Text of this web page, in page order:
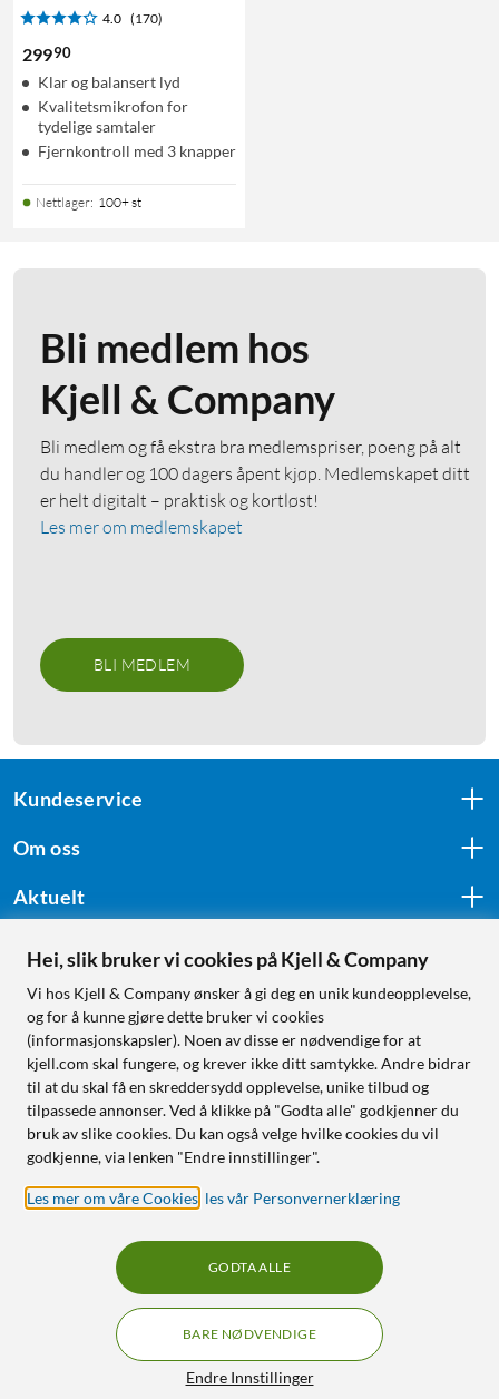
4.0 (170)
29990
Klar og balansert lyd
Kvalitetsmikrofon for
tydelige samtaler
Fjernkontroll med 3 knapper
Nettlager: 100+ st
Bli medlem hos
Kjell & Company
Bli medlem og få ekstra bra medlemspriser, poeng på alt
du handler og 100 dagers åpent kjøp. Medlemskapet ditt
er helt digitalt – praktisk og kortløst!
Les mer om medlemskapet
BLI MEDLEM
Kundeservice
Om oss
Aktuelt
Følg oss
Handle fra:
Sverige
Norge
RÅD OG TILBEHØR TIL
HJEMMEELEKTRONIKK
Hei, slik bruker vi cookies på Kjell & Company
Vi hos Kjell & Company ønsker å gi deg en unik kundeopplevelse,
og for å kunne gjøre dette bruker vi cookies
(informasjonskapsler). Noen av disse er nødvendige for at
kjell.com skal fungere, og krever ikke ditt samtykke. Andre bidrar
til at du skal få en skreddersydd opplevelse, unike tilbud og
tilpassede annonser. Ved å klikke på "Godta alle" godkjenner du
bruk av slike cookies. Du kan også velge hvilke cookies du vil
godkjenne, via lenken "Endre innstillinger".
Les mer om våre Cookies les vår Personvernerklæring
Endre Innstillinger
BARE NØDVENDIGE
GODTA ALLE